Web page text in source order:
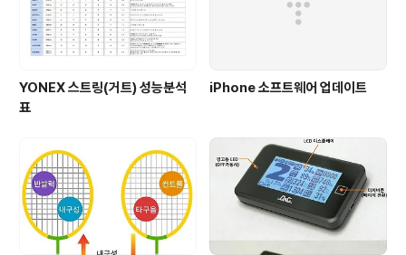
YONEX 스트링(거트) 성능분석
표
iPhone 소프트웨어 업데이트